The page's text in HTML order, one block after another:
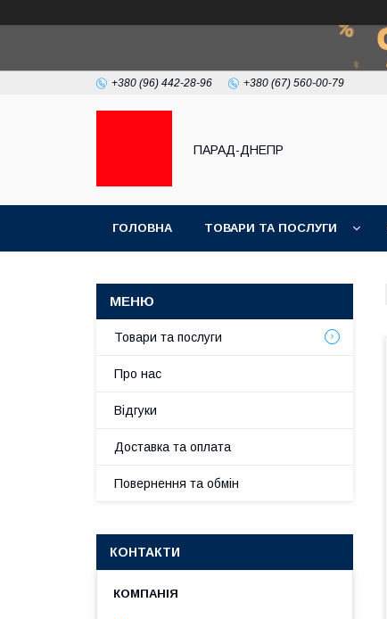
+380 (96) 442-28-96 +380 (67) 560-00-79
ПАРАД-ДНЕПР
ГОЛОВНА ТОВАРИ ТА ПОСЛУГИ
Товари та послуги
Про нас
Відгуки
Доставка та оплата
Повернення та обмін
КОНТАКТИ